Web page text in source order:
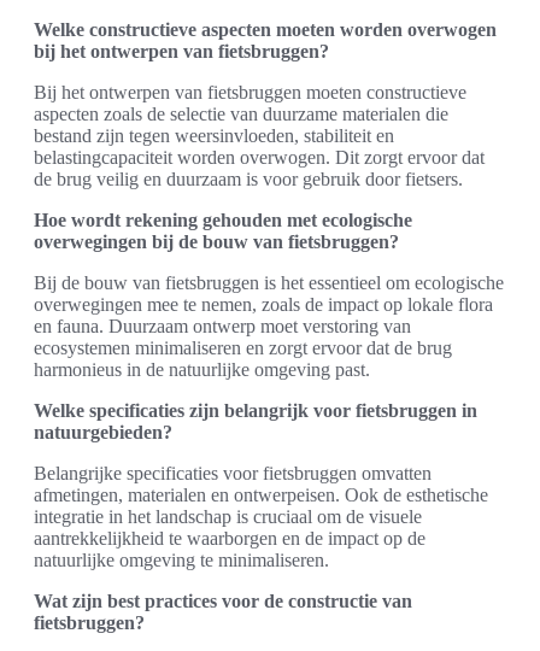
Welke constructieve aspecten moeten worden overwogen
bij het ontwerpen van fietsbruggen?
Bij het ontwerpen van fietsbruggen moeten constructieve
aspecten zoals de selectie van duurzame materialen die
bestand zijn tegen weersinvloeden, stabiliteit en
belastingcapaciteit worden overwogen. Dit zorgt ervoor dat
de brug veilig en duurzaam is voor gebruik door fietsers.
Hoe wordt rekening gehouden met ecologische
overwegingen bij de bouw van fietsbruggen?
Bij de bouw van fietsbruggen is het essentieel om ecologische
overwegingen mee te nemen, zoals de impact op lokale flora
en fauna. Duurzaam ontwerp moet verstoring van
ecosystemen minimaliseren en zorgt ervoor dat de brug
harmonieus in de natuurlijke omgeving past.
Welke specificaties zijn belangrijk voor fietsbruggen in
natuurgebieden?
Belangrijke specificaties voor fietsbruggen omvatten
afmetingen, materialen en ontwerpeisen. Ook de esthetische
integratie in het landschap is cruciaal om de visuele
aantrekkelijkheid te waarborgen en de impact op de
natuurlijke omgeving te minimaliseren.
Wat zijn best practices voor de constructie van
fietsbruggen?